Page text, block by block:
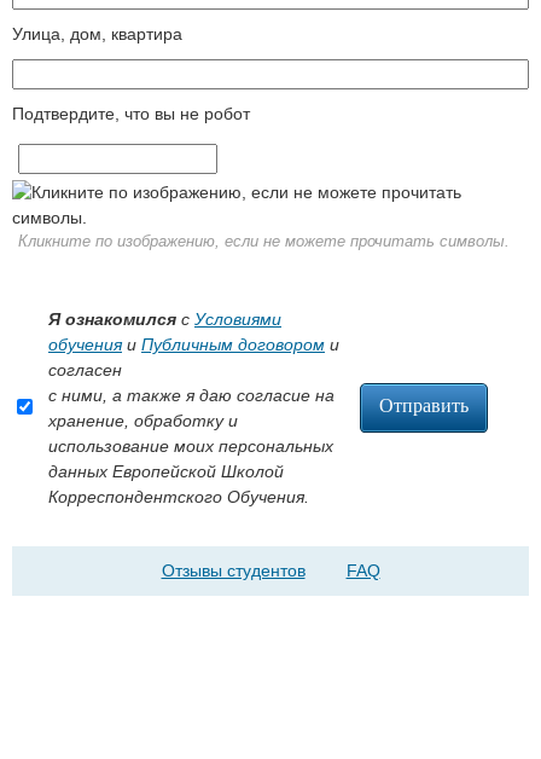
Улица, дом, квартира
Подтвердите, что вы не робот
Кликните по изображению, если не можете прочитать символы.
Я ознакомился с Условиями
обученияи Публичным договором и
согласен
с ними, а также я даю согласие на
хранение, обработку и
использование моих персональных
данных Европейской Школой
Корреспондентского Обучения.
Отзывы студентов FAQ